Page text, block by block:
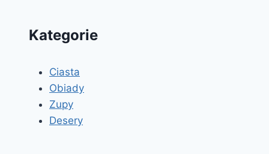
Kategorie
Ciasta
Obiady
Zupy
Desery